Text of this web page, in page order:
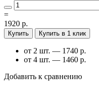
=
1920 р.
Купить Купить в 1 клик
от 2 шт. — 1740 р.
от 4 шт. — 1460 р.
Добавить к сравнению